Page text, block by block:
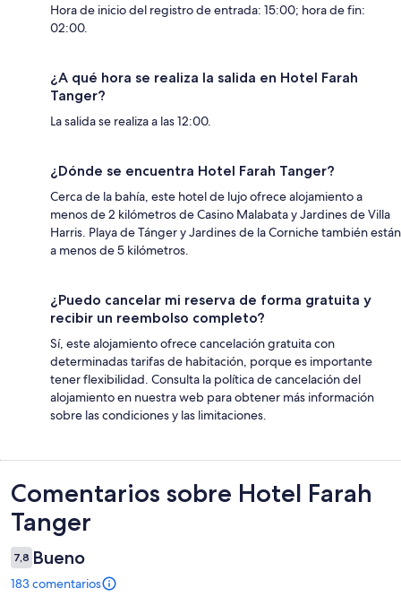
Hora de inicio del registro de entrada: 15:00; hora de fin:
02:00.
¿A qué hora se realiza la salida en Hotel Farah
Tanger?
La salida se realiza a las 12:00.
¿Dónde se encuentra Hotel Farah Tanger?
Cerca de la bahía, este hotel de lujo ofrece alojamiento a
menos de 2 kilómetros de Casino Malabata y Jardines de Villa
Harris. Playa de Tánger y Jardines de la Corniche también están
a menos de 5 kilómetros.
¿Puedo cancelar mi reserva de forma gratuita y
recibir un reembolso completo?
Sí, este alojamiento ofrece cancelación gratuita con
determinadas tarifas de habitación, porque es importante
tener flexibilidad. Consulta la política de cancelación del
alojamiento en nuestra web para obtener más información
sobre las condiciones y las limitaciones.
Comentarios
Comentarios sobre Hotel Farah
Tanger
7,8 Bueno
183 comentarios